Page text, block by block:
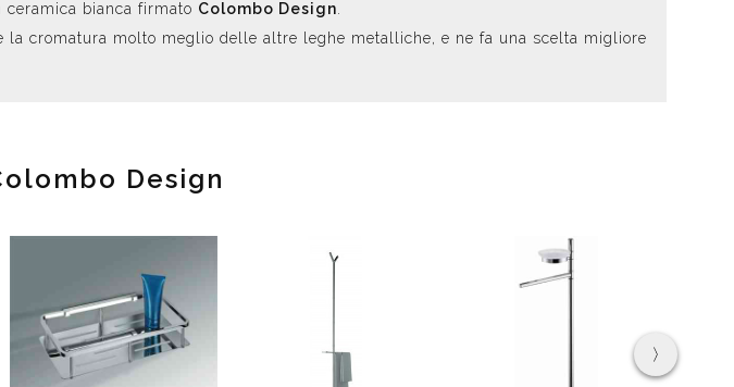
ceramica bianca firmato Colombo Design
cromatura molto meglio delle altre leghe metalliche, e ne fa una scelta migliore
Design
›